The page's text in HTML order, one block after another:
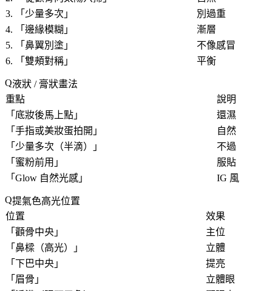
3. 「 少量多次 」
別過重
4. 「 邊緣模糊 」
漸層
5. 「 鼻翼別塗 」
不像感冒
6. 「 雙頰對稱 」 平衡
液狀 / 膏狀畫法
重點
說明
「 底妝後馬上點 」
還濕
「 手指或美妝蛋拍開 」
自然
「 少量多次（半滴） 」
不過
「 蜜粉前用 」
服貼
「 Glow 自然光感 」 IG 風
提氣色高光位置
位置
效果
「 顴骨中央 」
主位
「 鼻樑（高光） 」
立體
「 下巴中央 」
提亮
「 眉骨 」
立體眼